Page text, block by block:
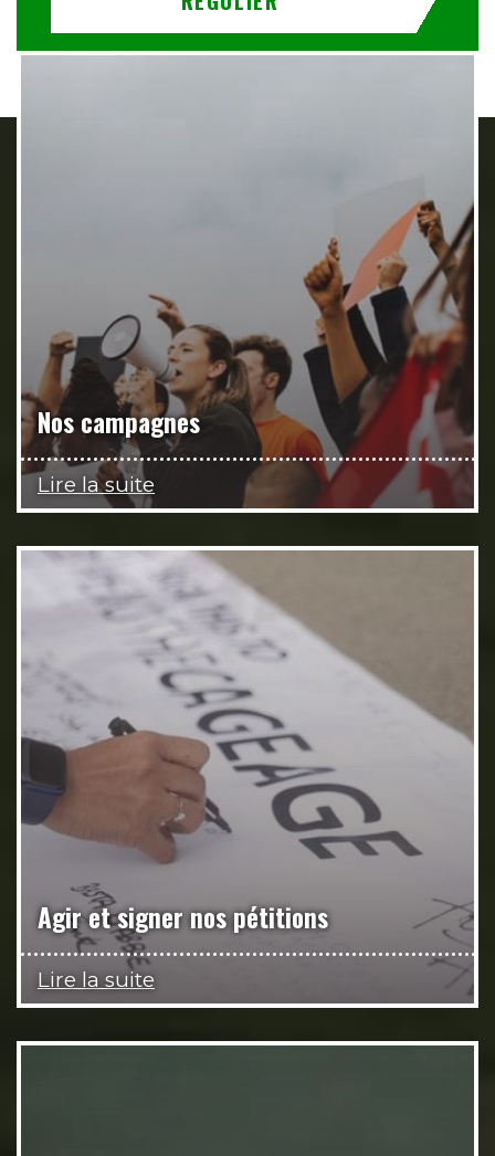
Nos campagnes
Lire la suite
Agir et signer nos pétitions
Lire la suite